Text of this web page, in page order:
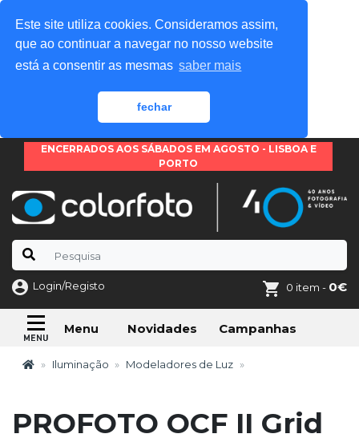
Este site utiliza cookies. Consideramos assim,
que ao continuar a navegar no nosso website
está a consentir as mesmas saber mais
fechar
ENCERRADOS AOS SÁBADOS EM AGOSTO - LISBOA E
PORTO
Login/Registo 0 item - 0€
Menu Novidades Campanhas
Iluminação Modeladores de Luz
PROFOTO OCF II Grid